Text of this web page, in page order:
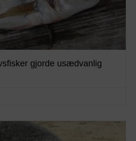
gjorde usædvanlig